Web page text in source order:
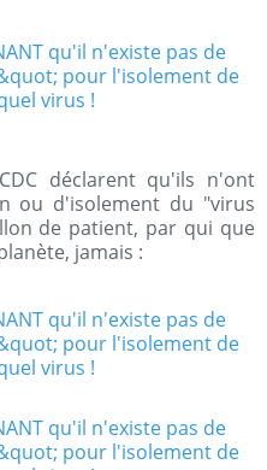
déclarent qu'ils n'ont
ou d'isolement du "virus
de patient, par qui que
jamais :